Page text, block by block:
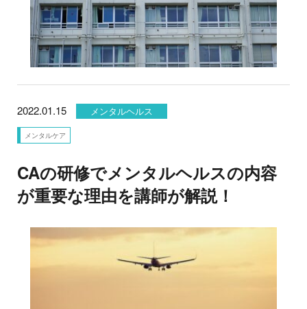
2022.01.15 メンタルヘルス
メンタルケア
CAの研修でメンタルヘルスの内容
が重要な理由を講師が解説！